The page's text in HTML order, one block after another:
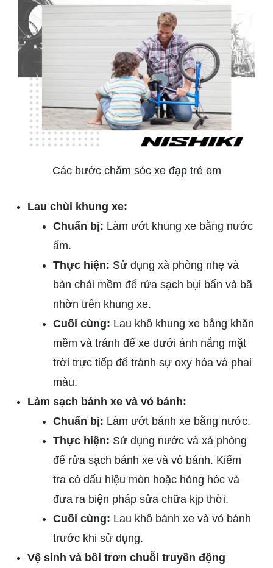
Các bước chăm sóc xe đạp trẻ em
Lau chùi khung xe:
Chuẩn bị: Làm ướt khung xe bằng nước
ấm.
Thực hiện: Sử dụng xà phòng nhẹ và
bàn chải mềm để rửa sạch bụi bẩn và bã
nhờn trên khung xe.
Cuối cùng: Lau khô khung xe bằng khăn
mềm và tránh để xe dưới ánh nắng mặt
trời trực tiếp để tránh sự oxy hóa và phai
màu.
Làm sạch bánh xe và vỏ bánh:
Chuẩn bị: Làm ướt bánh xe bằng nước.
Thực hiện: Sử dụng nước và xà phòng
để rửa sạch bánh xe và vỏ bánh. Kiểm
tra có dấu hiệu mòn hoặc hỏng hóc và
đưa ra biện pháp sửa chữa kịp thời.
Cuối cùng: Lau khô bánh xe và vỏ bánh
trước khi sử dụng.
Vệ sinh và bôi trơn chuỗi truyền động